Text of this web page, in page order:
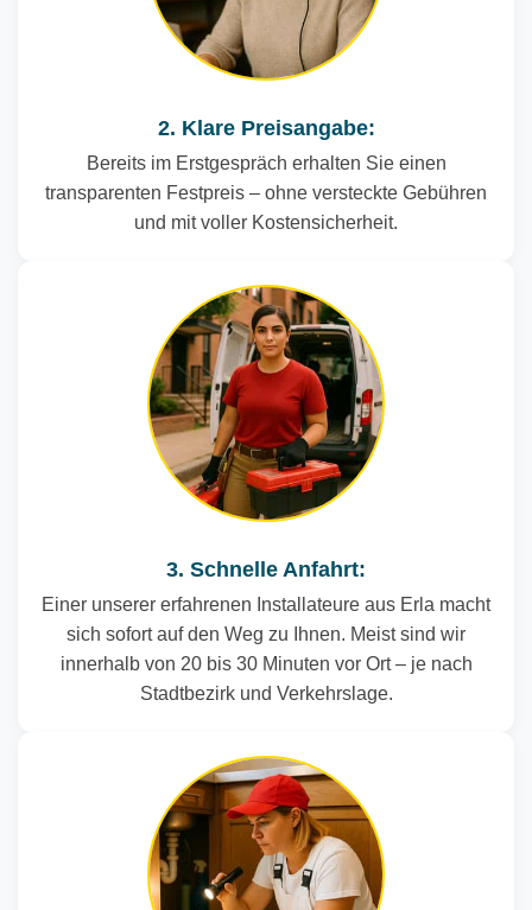
2. Klare Preisangabe:
Bereits im Erstgespräch erhalten Sie einen
transparenten Festpreis – ohne versteckte Gebühren
und mit voller Kostensicherheit.
3. Schnelle Anfahrt:
Einer unserer erfahrenen Installateure aus Erla macht
sich sofort auf den Weg zu Ihnen. Meist sind wir
innerhalb von 20 bis 30 Minuten vor Ort – je nach
Stadtbezirk und Verkehrslage.